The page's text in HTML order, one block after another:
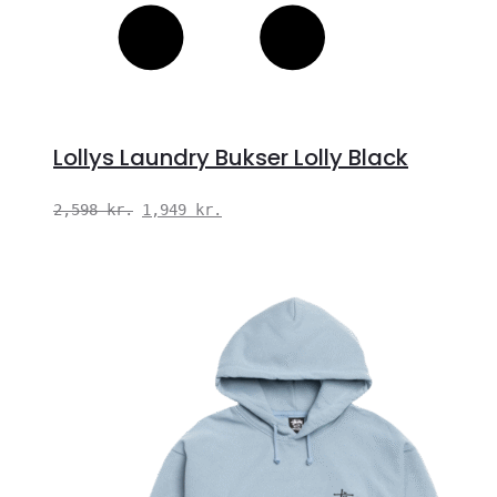
Lollys Laundry Bukser Lolly Black
2,598kr. Den
2,598 kr..
1,949 kr.
1,949 kr..